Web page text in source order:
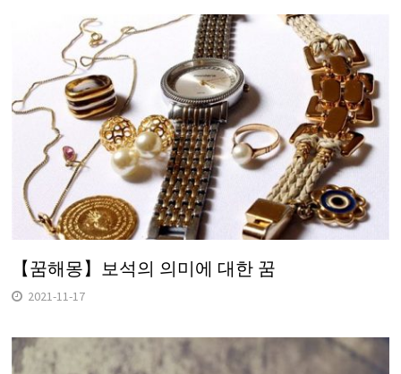
【꿈해몽】보석의 의미에 대한 꿈
2021-11-17